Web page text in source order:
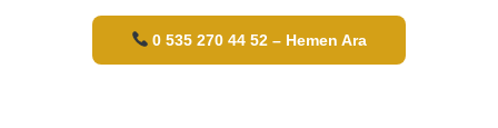
0 535 270 44 52 – Hemen Ara